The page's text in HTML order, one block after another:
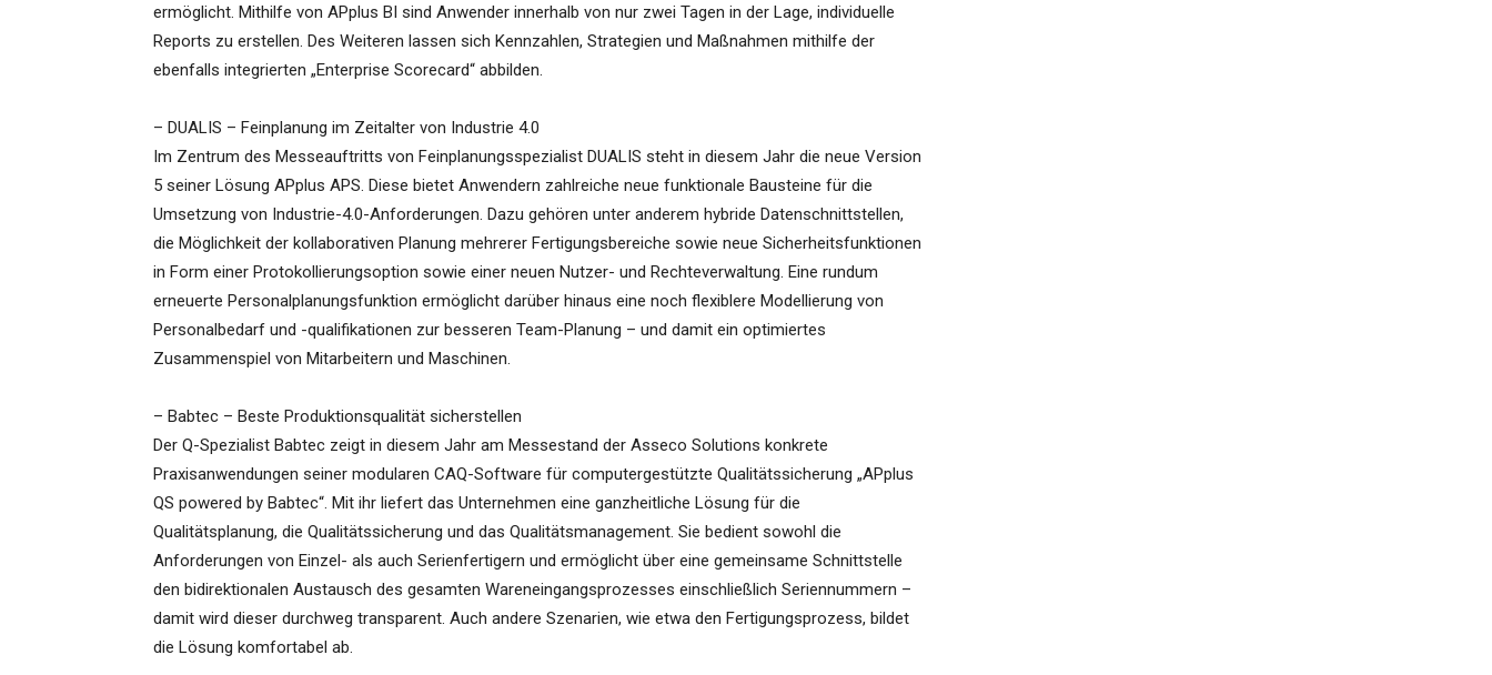
ermöglicht. Mithilfe von APplus BI sind Anwender innerhalb von nur zwei Tagen in der Lage, individuelle
Reports zu erstellen. Des Weiteren lassen sich Kennzahlen, Strategien und Maßnahmen mithilfe der
ebenfalls integrierten „Enterprise Scorecard“ abbilden.
– DUALIS – Feinplanung im Zeitalter von Industrie 4.0
Im Zentrum des Messeauftritts von Feinplanungsspezialist DUALIS steht in diesem Jahr die neue Version
5 seiner Lösung APplus APS. Diese bietet Anwendern zahlreiche neue funktionale Bausteine für die
Umsetzung von Industrie-4.0-Anforderungen. Dazu gehören unter anderem hybride Datenschnittstellen,
die Möglichkeit der kollaborativen Planung mehrerer Fertigungsbereiche sowie neue Sicherheitsfunktionen
in Form einer Protokollierungsoption sowie einer neuen Nutzer- und Rechteverwaltung. Eine rundum
erneuerte Personalplanungsfunktion ermöglicht darüber hinaus eine noch flexiblere Modellierung von
Personalbedarf und -qualifikationen zur besseren Team-Planung – und damit ein optimiertes
Zusammenspiel von Mitarbeitern und Maschinen.
– Babtec – Beste Produktionsqualität sicherstellen
Der Q-Spezialist Babtec zeigt in diesem Jahr am Messestand der Asseco Solutions konkrete
Praxisanwendungen seiner modularen CAQ-Software für computergestützte Qualitätssicherung „APplus
QS powered by Babtec“. Mit ihr liefert das Unternehmen eine ganzheitliche Lösung für die
Qualitätsplanung, die Qualitätssicherung und das Qualitätsmanagement. Sie bedient sowohl die
Anforderungen von Einzel- als auch Serienfertigern und ermöglicht über eine gemeinsame Schnittstelle
den bidirektionalen Austausch des gesamten Wareneingangsprozesses einschließlich Seriennummern –
damit wird dieser durchweg transparent. Auch andere Szenarien, wie etwa den Fertigungsprozess, bildet
die Lösung komfortabel ab.